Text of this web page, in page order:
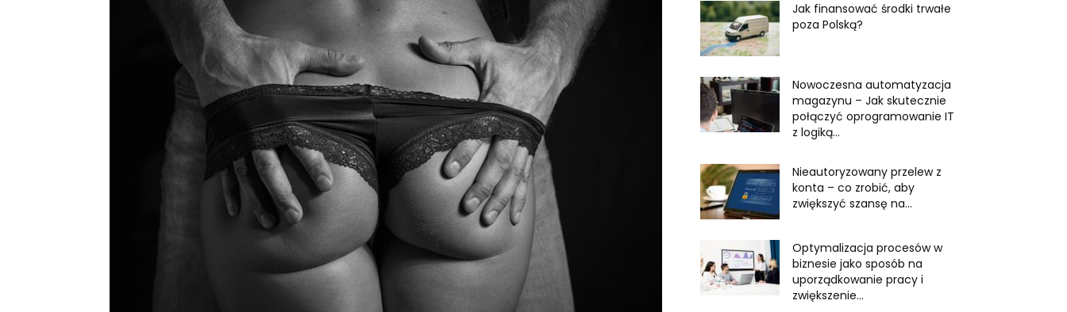
Jak finansować środki trwałe
poza Polską?
Nowoczesna automatyzacja
magazynu – Jak skutecznie
połączyć oprogramowanie IT
z logiką...
Nieautoryzowany przelew z
konta – co zrobić, aby
zwiększyć szansę na...
Optymalizacja procesów w
biznesie jako sposób na
uporządkowanie pracy i
zwiększenie...